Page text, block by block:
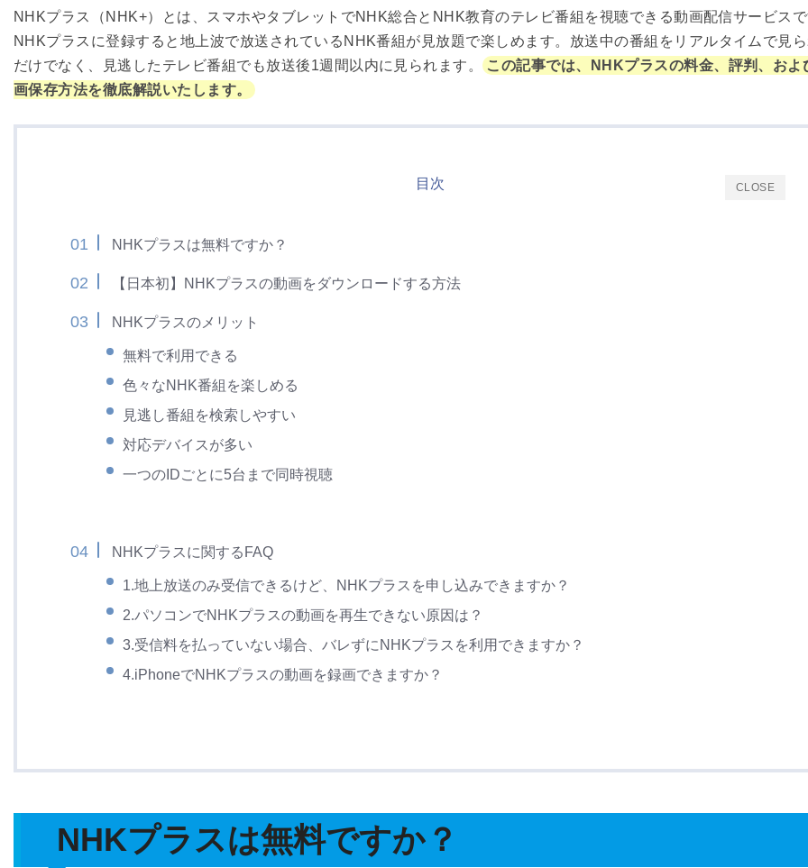
NHKプラス（NHK+）とは、スマホやタブレットでNHK総合とNHK教育のテレビ番組を視聴できる動画配信サービス
NHKプラスに登録すると地上波で放送されているNHK番組が見放題で楽しめます。放送中の番組をリアルタイムで見
だけでなく、見逃したテレビ番組でも放送後1週間以内に見られます。 この記事では、NHKプラスの料金、評判、およ
画保存方法を徹底解説いたします。
目次 CLOSE
NHKプラスは無料ですか？
【日本初】NHKプラスの動画をダウンロードする方法
NHKプラスのメリット
無料で利用できる
色々なNHK番組を楽しめる
見逃し番組を検索しやすい
対応デバイスが多い
一つのIDごとに5台まで同時視聴
NHKプラスに関するFAQ
1.地上放送のみ受信できるけど、NHKプラスを申し込みできますか？
2.パソコンでNHKプラスの動画を再生できない原因は？
3.受信料を払っていない場合、バレずにNHKプラスを利用できますか？
4.iPhoneでNHKプラスの動画を録画できますか？
NHKプラスは無料ですか？